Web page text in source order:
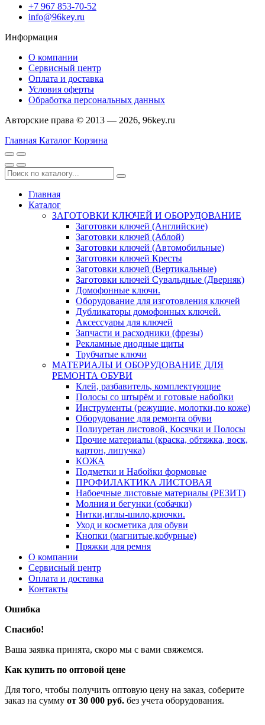
+7 967 853-70-52
info@96key.ru
Информация
О компании
Сервисный центр
Оплата и доставка
Условия оферты
Обработка персональных данных
Авторские права © 2013 — 2026, 96key.ru
Главная Каталог Корзина
Главная
Каталог
ЗАГОТОВКИ КЛЮЧЕЙ И ОБОРУДОВАНИЕ
Заготовки ключей (Английские)
Заготовки ключей (Аблой)
Заготовки ключей (Автомобильные)
Заготовки ключей Кресты
Заготовки ключей (Вертикальные)
Заготовки ключей Сувальдные (Дверняк)
Домофонные ключи.
Оборудование для изготовления ключей
Дубликаторы домофонных ключей.
Аксессуары для ключей
Запчасти и расходники (фрезы)
Рекламные диодные щиты
Трубчатые ключи
МАТЕРИАЛЫ И ОБОРУДОВАНИЕ ДЛЯ
РЕМОНТА ОБУВИ
Клей, разбавитель, комплектующие
Полосы со штырём и готовые набойки
Инструменты (режущие, молотки,по коже)
Оборудование для ремонта обуви
Полиуретан листовой, Косячки и Полосы
Прочие материалы (краска, обтяжка, воск,
картон, липучка)
КОЖА
Подметки и Набойки формовые
ПРОФИЛАКТИКА ЛИСТОВАЯ
Набоечные листовые материалы (РЕЗИТ)
Молния и бегунки (собачки)
Нитки,иглы-шило,крючки.
Уход и косметика для обуви
Кнопки (магнитые,кобурные)
Пряжки для ремня
О компании
Сервисный центр
Оплата и доставка
Контакты
Ошибка
Спасибо!
Ваша заявка принята, скоро мы с вами свяжемся.
Как купить по оптовой цене
Для того, чтобы получить оптовую цену на заказ, соберите
заказ на сумму от 30 000 руб. без учета оборудования.